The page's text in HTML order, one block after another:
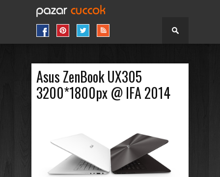
Asus ZenBook UX305
3200*1800px @ IFA 2014